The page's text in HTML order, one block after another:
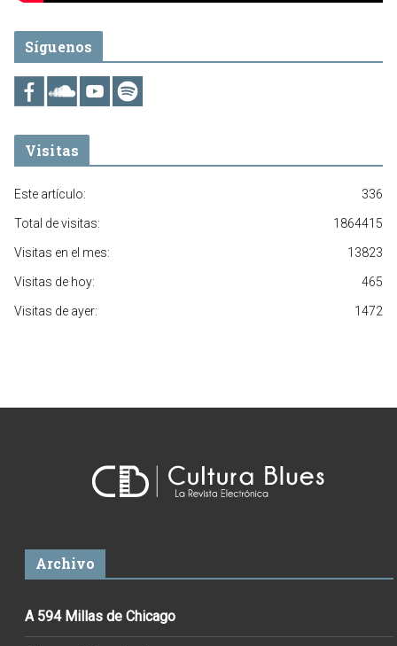
Síguenos
Visitas
336
Este artículo:
1864415
Total de visitas:
13823
Visitas en el mes:
465
Visitas de hoy:
1472
Visitas de ayer:
Archivo
A 594 Millas de Chicago